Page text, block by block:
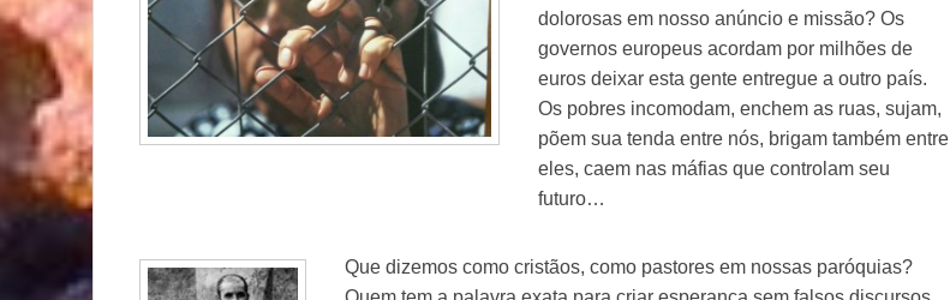
dolorosas em nosso anúncio e missão? Os
governos europeus acordam por milhões de
euros deixar esta gente entregue a outro país.
Os pobres incomodam, enchem as ruas, sujam,
põem sua tenda entre nós, brigam também entre
eles, caem nas máfias que controlam seu
futuro…
Que dizemos como cristãos, como pastores em nossas paróquias?